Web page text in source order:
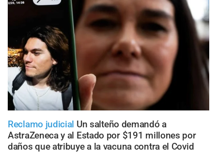
Reclamo judicial Un salteño demandó a
AstraZeneca y al Estado por $191 millones por
daños que atribuye a la vacuna contra el Covid